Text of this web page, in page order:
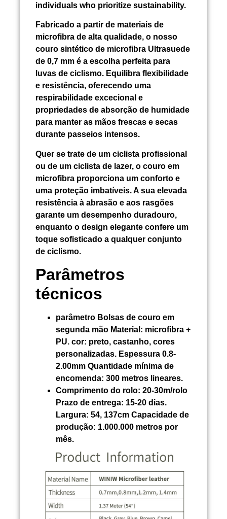
individuals who prioritize sustainability.
Fabricado a partir de materiais de
microfibra de alta qualidade, o nosso
couro sintético de microfibra Ultrasuede
de 0,7 mm é a escolha perfeita para
luvas de ciclismo. Equilibra flexibilidade
e resistência, oferecendo uma
respirabilidade excecional e
propriedades de absorção de humidade
para manter as mãos frescas e secas
durante passeios intensos.
Quer se trate de um ciclista profissional
ou de um ciclista de lazer, o couro em
microfibra proporciona um conforto e
uma proteção imbatíveis. A sua elevada
resistência à abrasão e aos rasgões
garante um desempenho duradouro,
enquanto o design elegante confere um
toque sofisticado a qualquer conjunto
de ciclismo.
Parâmetros
técnicos
parâmetro Bolsas de couro em
segunda mão Material: microfibra +
PU. cor: preto, castanho, cores
personalizadas. Espessura 0.8-
2.00mm Quantidade mínima de
encomenda: 300 metros lineares.
Comprimento do rolo: 20-30m/rolo
Prazo de entrega: 15-20 dias.
Largura: 54, 137cm Capacidade de
produção: 1.000.000 metros por
mês.